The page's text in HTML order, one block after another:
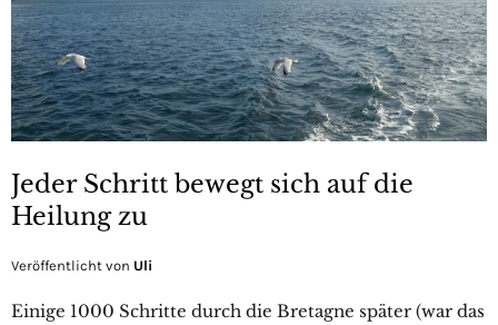
Jeder Schritt bewegt sich auf die
Heilung zu
Veröffentlicht von Uli
Einige 1000 Schritte durch die Bretagne später (war das